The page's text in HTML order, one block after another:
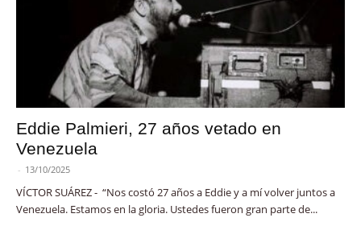
Eddie Palmieri, 27 años vetado en
Venezuela
- 13/10/2025
VÍCTOR SUÁREZ - “Nos costó 27 años a Eddie y a mí volver juntos a
Venezuela. Estamos en la gloria. Ustedes fueron gran parte de...